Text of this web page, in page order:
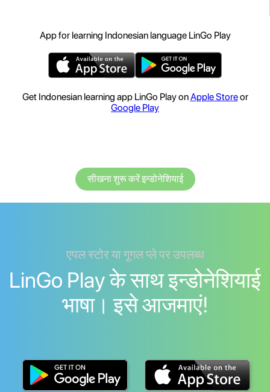
App for learning Indonesian language LinGo Play
Get Indonesian learning app LinGo Play onApple Storeor
Google Play
सीखना शुरू करें इन्डोनेशियाई
एपल स्टोर या गूगल प्ले पर उपलब्ध
LinGo Play के साथ इन्डोनेशियाई
भाषा। इसे आजमाएं!